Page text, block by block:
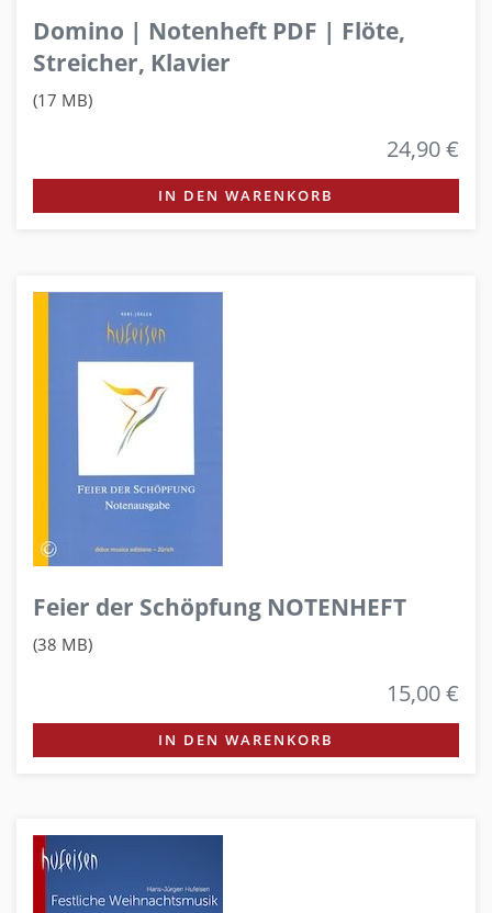
Domino | Notenheft PDF | Flöte,
Streicher, Klavier
(17 MB)
24,90 €
IN DEN WARENKORB
Feier der Schöpfung NOTENHEFT
(38 MB)
15,00 €
IN DEN WARENKORB